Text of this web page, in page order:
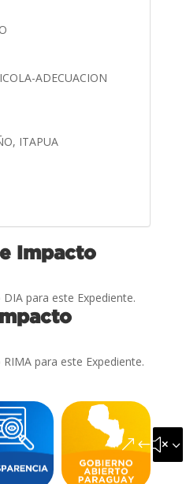
ADECUACION
ITAPUA
Impacto
para este Expediente.
para este Expediente.